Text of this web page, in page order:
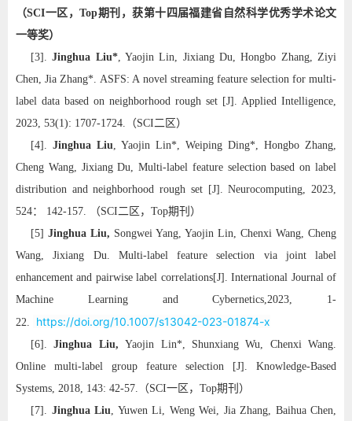
（SCI一区，Top期刊，获第十四届福建省自然科学优秀学术论文
一等奖）
[3]. Jinghua Liu*, Yaojin Lin, Jixiang Du, Hongbo Zhang, Ziyi
Chen, Jia Zhang*. ASFS: A novel streaming feature selection for multi-
label data based on neighborhood rough set [J]. Applied Intelligence,
2023, 53(1): 1707-1724. （SCI二区）
[4]. Jinghua Liu, Yaojin Lin*, Weiping Ding*, Hongbo Zhang,
Cheng Wang, Jixiang Du, Multi-label feature selection based on label
distribution and neighborhood rough set [J]. Neurocomputing, 2023,
524： 142-157.
（SCI二区， Top期刊）
[5] Jinghua Liu, Songwei Yang, Yaojin Lin, Chenxi Wang, Cheng
Wang, Jixiang Du. Multi-label feature selection via joint label
enhancement and pairwise label correlations[J]. International Journal of
Machine Learning and Cybernetics,2023, 1-
22.
https://doi.org/10.1007/s13042-023-01874-x
[6].Jinghua Liu, Yaojin Lin*, Shunxiang Wu, Chenxi Wang.
Online multi-label group feature selection [J]. Knowledge-Based
Systems, 2018, 143: 42-57. （SCI一区， Top期刊）
[7]. Jinghua Liu, Yuwen Li, Weng Wei, Jia Zhang, Baihua Chen,